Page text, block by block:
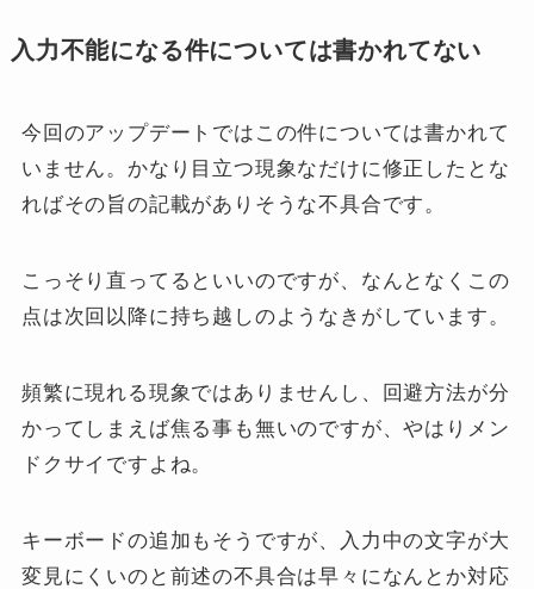
入力不能になる件については書かれてない
今回のアップデートではこの件については書かれて
いません。かなり目立つ現象なだけに修正したとな
ればその旨の記載がありそうな不具合です。
こっそり直ってるといいのですが、なんとなくこの
点は次回以降に持ち越しのようなきがしています。
頻繁に現れる現象ではありませんし、回避方法が分
かってしまえば焦る事も無いのですが、やはりメン
ドクサイですよね。
キーボードの追加もそうですが、入力中の文字が大
変見にくいのと前述の不具合は早々になんとか対応